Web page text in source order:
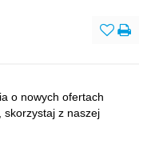
o nowych ofertach
skorzystaj z naszej